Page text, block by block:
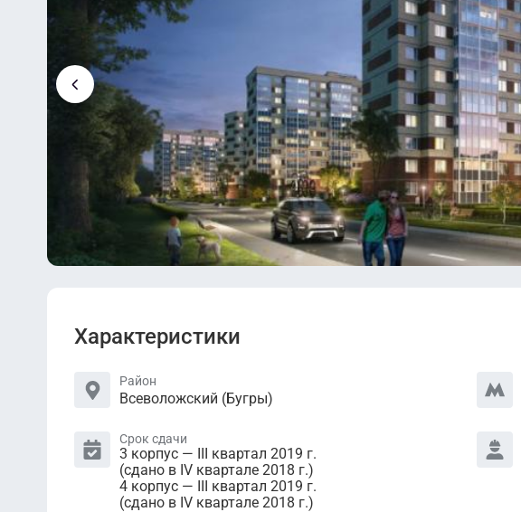
Характеристики
Район
Всеволожский (Бугры)
Срок сдачи
3 корпус — III квартал 2019 г.
(сдано в IV квартале 2018 г.)
4 корпус — III квартал 2019 г.
(сдано в IV квартале 2018 г.)